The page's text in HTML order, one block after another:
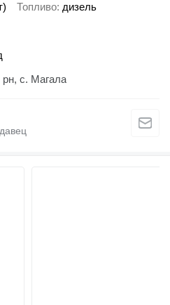
Топливо дизель
с. Магала